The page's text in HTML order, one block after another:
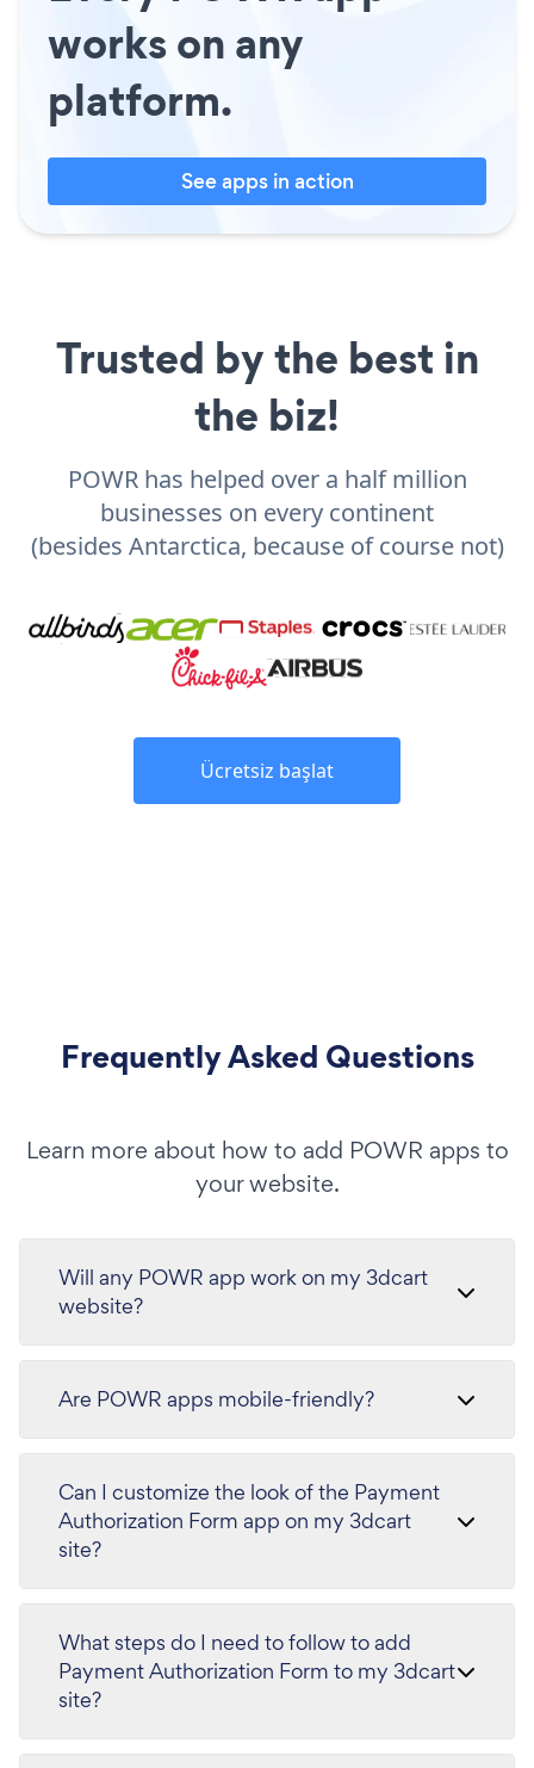
works on any
platform.
See apps in action
Trusted by the best in
the biz!
POWR has helped over a half million
businesses on every continent
(besides Antarctica, because of course not)
Ücretsiz başlat
Frequently Asked Questions
Learn more about how to add POWR apps to
your website.
Will any POWR app work on my 3dcart
website?
Are POWR apps mobile-friendly?
Can I customize the look of the Payment
Authorization Form app on my 3dcart
site?
What steps do I need to follow to add
Payment Authorization Form to my 3dcart
site?